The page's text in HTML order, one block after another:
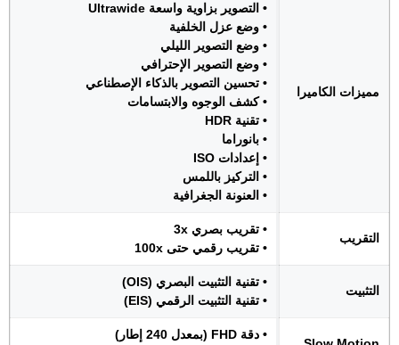
مميزات الكاميرا
• التصوير بزاوية واسعة Ultrawide
• وضع عزل الخلفية
• وضع التصوير الليلي
• وضع التصوير الإحترافي
• تحسين التصوير بالذكاء الإصطناعي
• كشف الوجوه والابتسامات
• تقنية HDR
• بانوراما
• إعدادات ISO
• التركيز باللمس
• العنونة الجغرافية
التقريب
• تقريب بصري 3x
• تقريب رقمي حتى 100x
التثبيت
• تقنية التثبيت البصري (OIS)
• تقنية التثبيت الرقمي (EIS)
• دقة FHD (بمعدل 240 إطار)